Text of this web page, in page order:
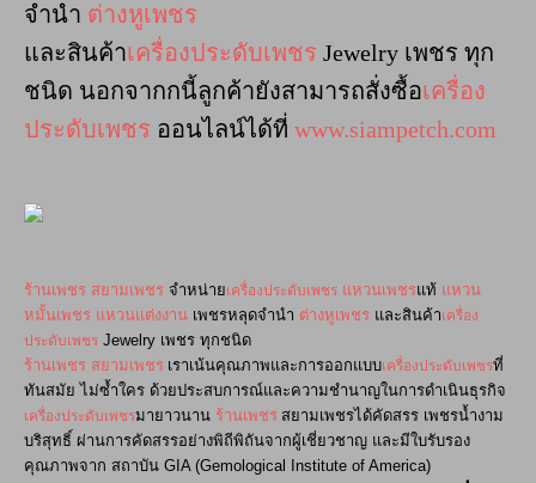
จำนำ ต่างหูเพชร
และสินค้าเครื่องประดับเพชร Jewelry เพชร ทุก
ชนิด นอกจากกนี้ลูกค้ายังสามารถสั่งซื้อเครื่อง
ประดับเพชร ออนไลน์ได้ที่ www.siampetch.com
ร้านเพชร สยามเพชร จำหน่ายเครื่องประดับเพชร แหวนเพชรแท้ แหวน
หมั้นเพชร แหวนแต่งงาน เพชรหลุดจำนำ ต่างหูเพชร และสินค้าเครื่อง
ประดับเพชร Jewelry เพชร ทุกชนิด
ร้านเพชร สยามเพชร เราเน้นคุณภาพและการออกแบบเครื่องประดับเพชรที่
ทันสมัย ไม่ซ้ำใคร ด้วยประสบการณ์และความชำนาญในการดำเนินธุรกิจ
เครื่องประดับเพชรมายาวนาน ร้านเพชร สยามเพชรได้คัดสรร เพชรน้ำงาม
บริสุทธิ์ ผ่านการคัดสรรอย่างพิถีพิถันจากผู้เชี่ยวชาญ และมีใบรับรอง
คุณภาพจาก สถาบัน GIA (Gemological Institute of America)